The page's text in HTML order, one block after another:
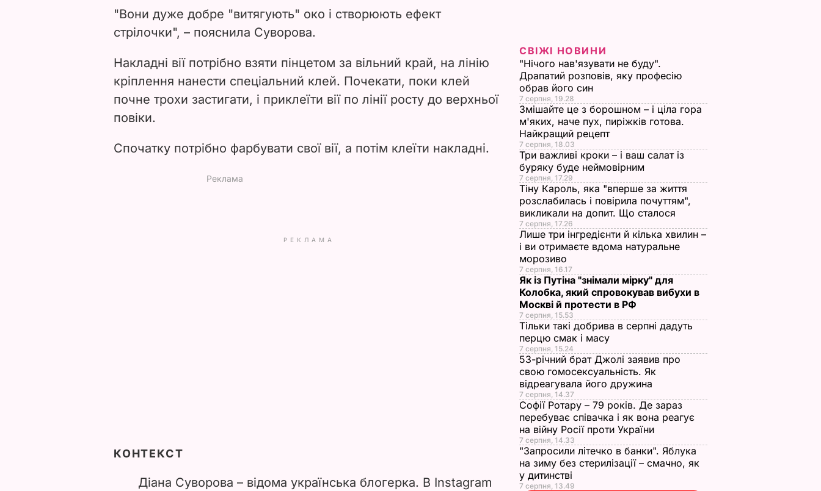
i
d
e
o
"Вони дуже добре "витягують" око і створюють ефект
стрілочки", – пояснила Суворова.
Накладні вії потрібно взяти пінцетом за вільний край, на лінію
кріплення нанести спеціальний клей. Почекати, поки клей
почне трохи застигати, і приклеїти вії по лінії росту до верхньої
повіки.
Спочатку потрібно фарбувати свої вії, а потім клеїти накладні.
РЕКЛАМА
КОНТЕКСТ
Діана Суворова – відома українська блогерка. В Instagram
СВІЖІ НОВИНИ
"Нічого нав'язувати не буду".
Драпатий розповів, яку професію
обрав його син
7 серпня, 19.28
Змішайте це з борошном – і ціла гора
м'яких, наче пух, пиріжків готова.
Найкращий рецепт
7 серпня, 18.03
Три важливі кроки – і ваш салат із
буряку буде неймовірним
7 серпня, 17.29
Тіну Кароль, яка "вперше за життя
розслабилась і повірила почуттям",
викликали на допит. Що сталося
7 серпня, 17.26
Лише три інгредієнти й кілька хвилин –
і ви отримаєте вдома натуральне
морозиво
7 серпня, 16.17
Як із Путіна "знімали мірку" для
Колобка, який спровокував вибухи в
Москві й протести в РФ
7 серпня, 15.53
Тільки такі добрива в серпні дадуть
перцю смак і масу
7 серпня, 15.24
53-річний брат Джолі заявив про
свою гомосексуальність. Як
відреагувала його дружина
7 серпня, 14.37
Софії Ротару – 79 років. Де зараз
перебуває співачка і як вона реагує
на війну Росії проти України
7 серпня, 14.33
"Запросили літечко в банки". Яблука
на зиму без стерилізації – смачно, як
у дитинстві
7 серпня, 13.49